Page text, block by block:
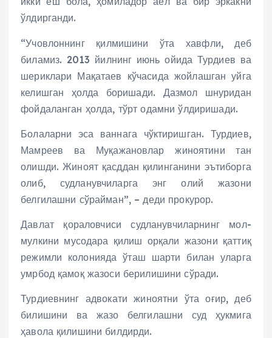
ўлдирганди.
“Учовлоннинг қилмишини ўта хавфли, деб
биламиз. 2013 йилнинг июнь ойида Турдиев ва
шериклари Мақатаев кўчасида жойлашган уйга
келишган ҳолда боришади. Дазмол шнуридан
фойдаланган ҳолда, тўрт одамни ўлдиришади.
Болаларни эса ваннага чўктиришган. Турдиев,
Мамреев ва Муқажановлар жиноятини тан
олишди. Жиноят қасддан қилинганини эътиборга
олиб, судланувчиларга энг олий жазони
белгилашни сўрайман”, – деди прокурор.
Давлат қораловчиси судланувчиларнинг мол-
мулкини мусодара қилиш орқали жазони қаттиқ
режимли колонияда ўташ шарти билан уларга
умрбод қамоқ жазоси берилишини сўради.
Турдиевнинг адвокати жиноятни ўта оғир, деб
билишини ва жазо белгилашни суд ҳукмига
ҳавола қилишини билдирди.